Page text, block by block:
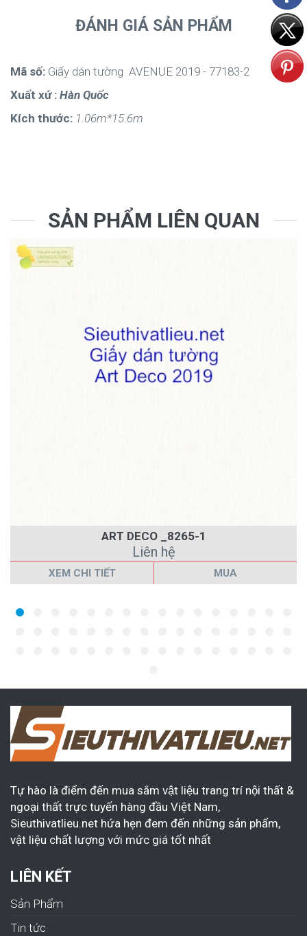
ĐÁNH GIÁ SẢN PHẨM
Mã số: Giấy dán tường AVENUE 2019 - 77183-2
Xuất xứ : Hàn Quốc
Kích thước: 1.06m*15.6m
SẢN PHẨM LIÊN QUAN
ART DECO _8265-1
Liên hệ
XEM CHI TIẾT MUA
Tự hào là điểm đến mua sắm vật liệu trang trí nội thất &
ngoại thất trực tuyến hàng đầu Việt Nam,
Sieuthivatlieu.net hứa hẹn đem đến những sản phẩm,
vật liệu chất lượng với mức giá tốt nhất
LIÊN KẾT
Sản Phẩm
Tin tức